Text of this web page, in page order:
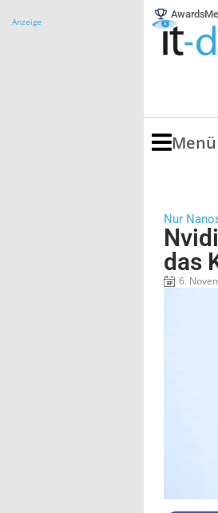
Anzeige
Awards
Menü
Nur
das
6.